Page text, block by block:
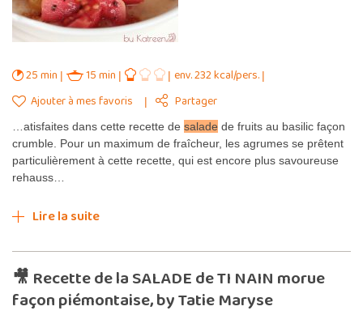
25 min 15 min
env. 232 kcal/pers.
Ajouter à mes favoris
Partager
…atisfaites dans cette recette de salade de fruits au basilic façon
crumble. Pour un maximum de fraîcheur, les agrumes se prêtent
particulièrement à cette recette, qui est encore plus savoureuse
rehauss…
Lire la suite
🎥 Recette de la SALADE de TI NAIN morue
façon piémontaise, by Tatie Maryse